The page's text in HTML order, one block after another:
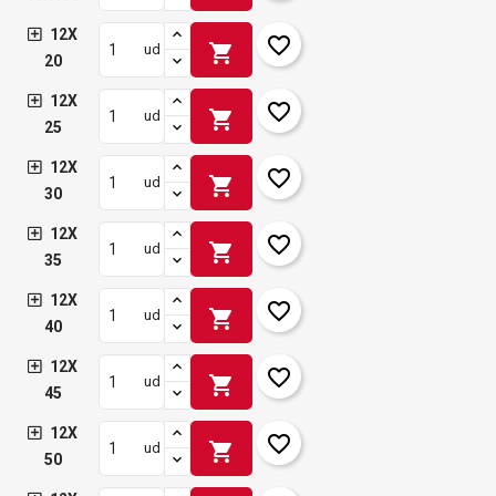
12X
20
ud shopping_cart favorite_border
12X
25
ud shopping_cart favorite_border
12X
30
ud shopping_cart favorite_border
12X
35
ud shopping_cart favorite_border
12X
40
ud shopping_cart favorite_border
12X
45
ud shopping_cart favorite_border
12X
50
ud shopping_cart favorite_border